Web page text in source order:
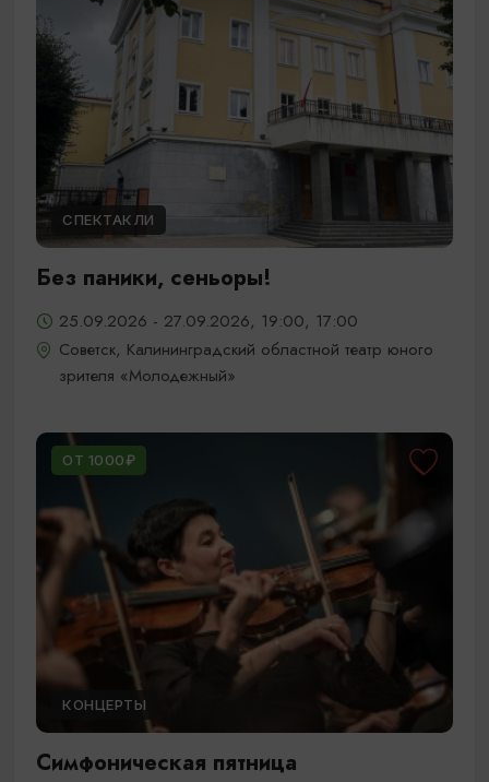
СПЕКТАКЛИ
Без паники, сеньоры!
25.09.2026 - 27.09.2026, 19:00, 17:00
Советск, Калининградский областной театр юного
зрителя «Молодежный»
ОТ 1000₽
КОНЦЕРТЫ
Симфоническая пятница